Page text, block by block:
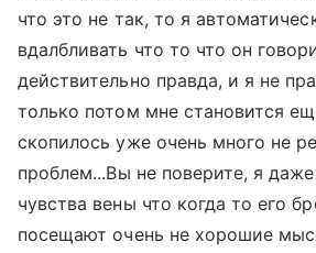
что это не так, то я
вдалбливать что то что он
действительно правда, и я не
только потом мне становится
скопилось уже очень много не
проблем...Вы не поверите, я
чувства вены что когда то его
посещают очень не хорошие